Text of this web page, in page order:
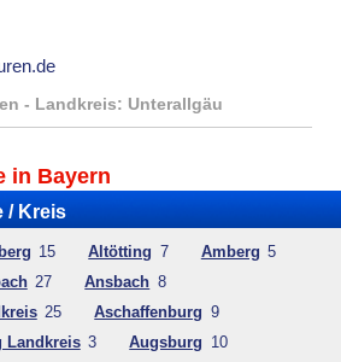
- Landkreis: Unterallgäu
in Bayern
/ Kreis
15 Altötting 7 Amberg 5
27 Ansbach 8
25 Aschaffenburg 9
Landkreis 3 Augsburg 10